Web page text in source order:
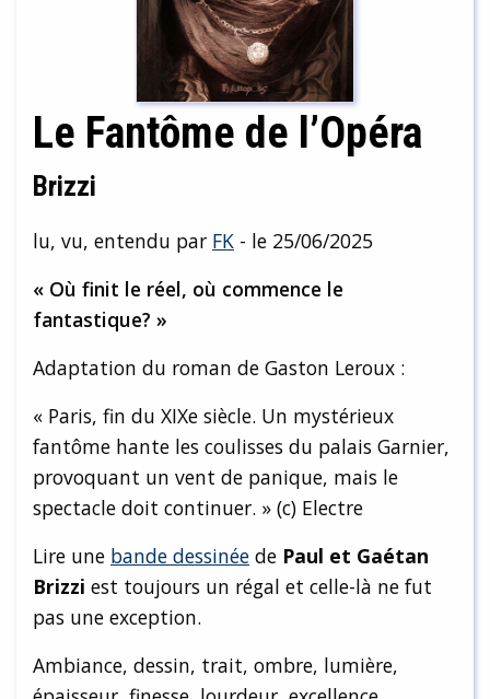
Le Fantôme de l’Opéra
Brizzi
lu, vu, entendu par FK - le 25/06/2025
« Où finit le réel, où commence le
fantastique? »
Adaptation du roman de Gaston Leroux :
« Paris, fin du XIXe siècle. Un mystérieux
fantôme hante les coulisses du palais Garnier,
provoquant un vent de panique, mais le
spectacle doit continuer. » (c) Electre
Lire une bande dessinée de Paul et Gaétan
Brizzi est toujours un régal et celle-là ne fut
pas une exception.
Ambiance, dessin, trait, ombre, lumière,